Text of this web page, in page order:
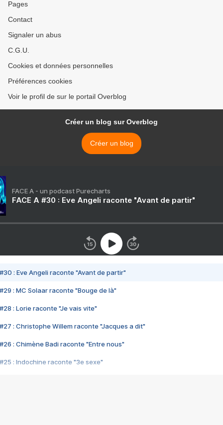
Pages
Contact
Signaler un abus
C.G.U.
Cookies et données personnelles
Préférences cookies
Voir le profil de sur le portail Overblog
Créer un blog sur Overblog
Créer un blog
FACE A - un podcast Purecharts
FACE A #30 : Eve Angeli raconte "Avant de partir"
#30 : Eve Angeli raconte "Avant de partir"
#29 : MC Solaar raconte "Bouge de là"
#28 : Lorie raconte "Je vais vite"
#27 : Christophe Willem raconte "Jacques a dit"
#26 : Chimène Badi raconte "Entre nous"
#25 : Indochine raconte "3e sexe"